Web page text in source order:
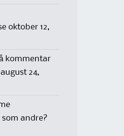
oktober 12,
kommentar
august 24,
andre?